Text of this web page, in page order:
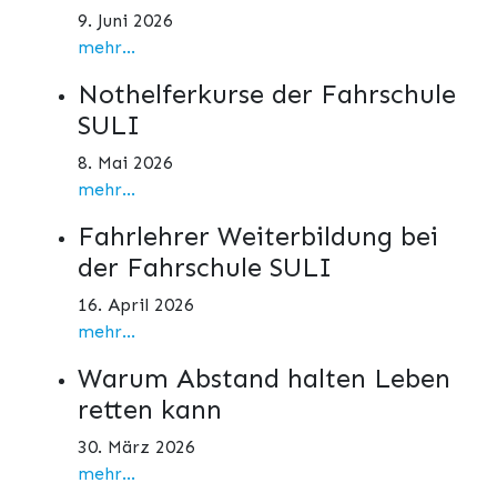
9. Juni 2026
mehr...
Nothelferkurse der Fahrschule
SULI
8. Mai 2026
mehr...
Fahrlehrer Weiterbildung bei
der Fahrschule SULI
16. April 2026
mehr...
Warum Abstand halten Leben
retten kann
30. März 2026
mehr...